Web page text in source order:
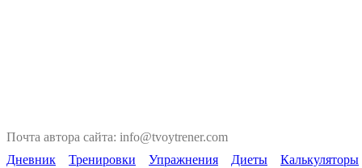
Почта автора сайта: info@tvoytrener.com
Дневник
Тренировки Упражнения Диеты Калькуляторы